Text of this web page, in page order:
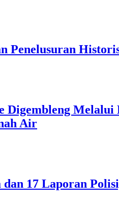
Penelusuran
Digembleng
Air
dan 17 Laporan